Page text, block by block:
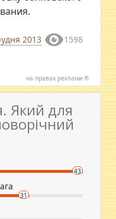
2013 1598
на правах реклами ®
Який для
43
31